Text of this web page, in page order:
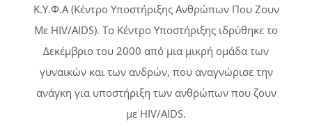
Κ.Υ.Φ.Α (Κέντρο Υποστήριξης Ανθρώπων Που Ζουν
Με HIV/AIDS). Tο Κέντρο Υποστήριξης ιδρύθηκε το
Δεκέμβριο του 2000 από μια μικρή ομάδα των
γυναικών και των ανδρών, που αναγνώρισε την
ανάγκη για υποστήριξη των ανθρώπων που ζουν
με HIV/AIDS.